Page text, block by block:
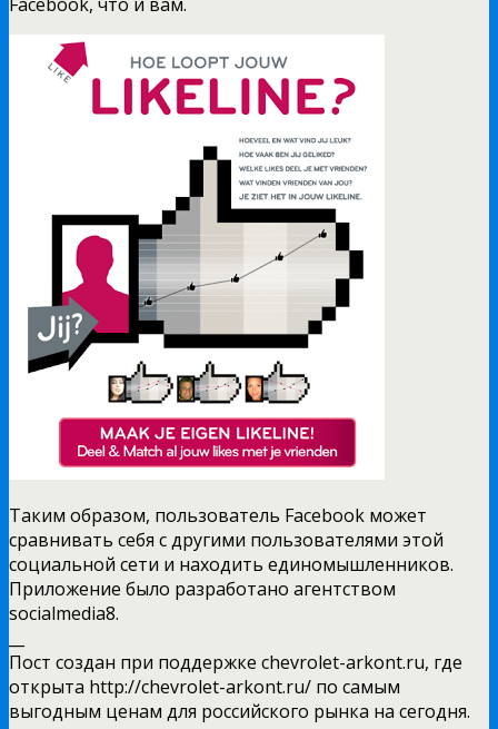
Таким образом, пользователь Facebook может
сравнивать себя с другими пользователями этой
социальной сети и находить единомышленников.
Приложение было разработано агентством
socialmedia8.
Пост создан при поддержке chevrolet-arkont.ru, где
открыта http://chevrolet-arkont.ru/ по самым
выгодным ценам для российского рынка на сегодня.